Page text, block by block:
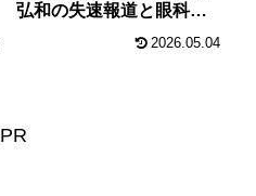
弘和の失速報道と眼科業
2026.05.04
PR